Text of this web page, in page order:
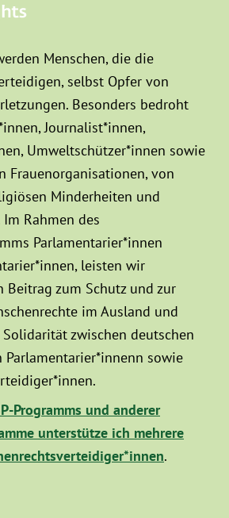
Menschen, die die
selbst Opfer von
Besonders bedroht
Journalist*innen,
Umweltschützer*innen sowie
Frauenorganisationen, von
Minderheiten und
Rahmen des
Parlamentarier*innen
leisten wir
Beitrag zum Schutz und zur
im Ausland und
zwischen deutschen
Parlamentarier*innenn sowie
Programms und anderer
unterstütze ich mehrere
.